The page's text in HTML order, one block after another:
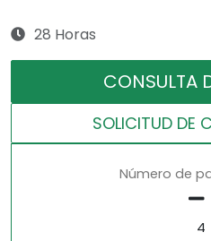
28 Horas
CONSULTA
SOLICITUD DE
Número de